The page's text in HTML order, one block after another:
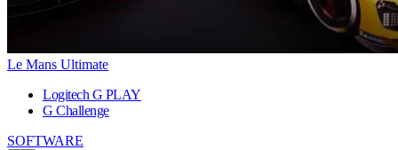
Le Mans Ultimate
Logitech G PLAY
G Challenge
SOFTWARE